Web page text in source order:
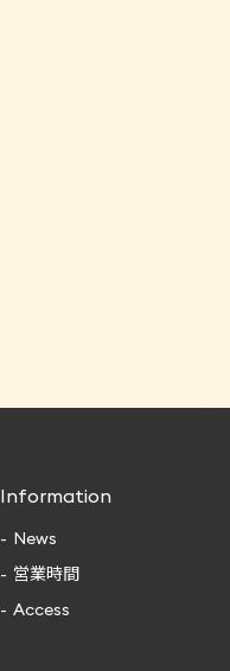
Information
News
営業時間
Access